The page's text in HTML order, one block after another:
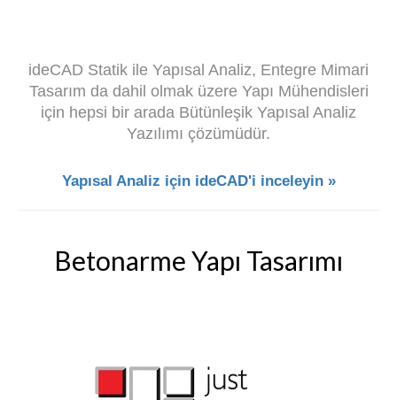
ideCAD Statik ile Yapısal Analiz, Entegre Mimari
Tasarım da dahil olmak üzere Yapı Mühendisleri
için hepsi bir arada Bütünleşik Yapısal Analiz
Yazılımı çözümüdür.
Yapısal Analiz için ideCAD'i inceleyin »
Betonarme Yapı Tasarımı